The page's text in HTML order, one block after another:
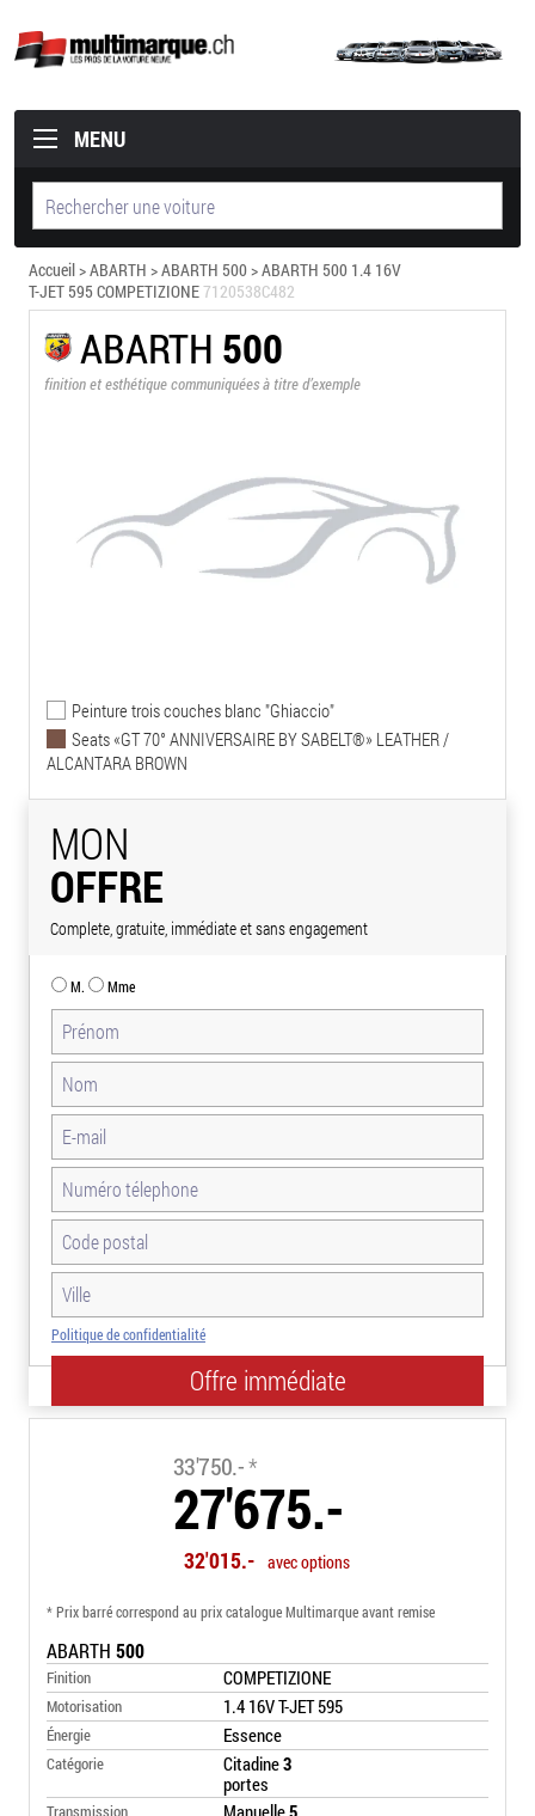
MENU
Accueil>ABARTH >ABARTH 500> ABARTH 500 1.4 16V
T-JET 595 COMPETIZIONE7120538C482
ABARTH 500
finition et esthétique communiquées à titre d’exemple
Peinture trois couches blanc "Ghiaccio"
Seats «GT 70° ANNIVERSAIRE BY SABELT®» LEATHER /
ALCANTARA BROWN
MON
OFFRE
Complete, gratuite, immédiate et sans engagement
M. Mme
Politique de confidentialité
33'750.-*
27'675.-
32'015.- avec options
* Prix barré correspond au prix catalogue Multimarque avant remise
ABARTH 500
Finition COMPETIZIONE
Motorisation 1.4 16V T-JET 595
Énergie Essence
Catégorie Citadine3
portes
Transmission Manuelle5